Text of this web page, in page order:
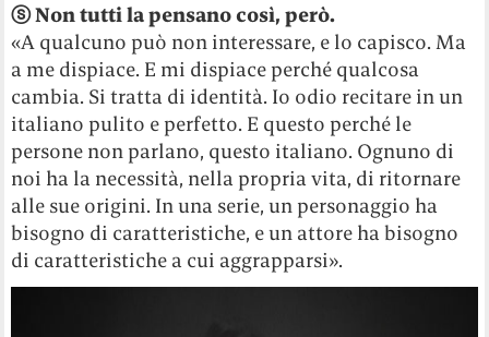
ⓢNon tutti la pensano così, però.
«A qualcuno può non interessare, e lo capisco. Ma
a me dispiace. E mi dispiace perché qualcosa
cambia. Si tratta di identità. Io odio recitare in un
italiano pulito e perfetto. E questo perché le
persone non parlano, questo italiano. Ognuno di
noi ha la necessità, nella propria vita, di ritornare
alle sue origini. In una serie, un personaggio ha
bisogno di caratteristiche, e un attore ha bisogno
di caratteristiche a cui aggrapparsi».